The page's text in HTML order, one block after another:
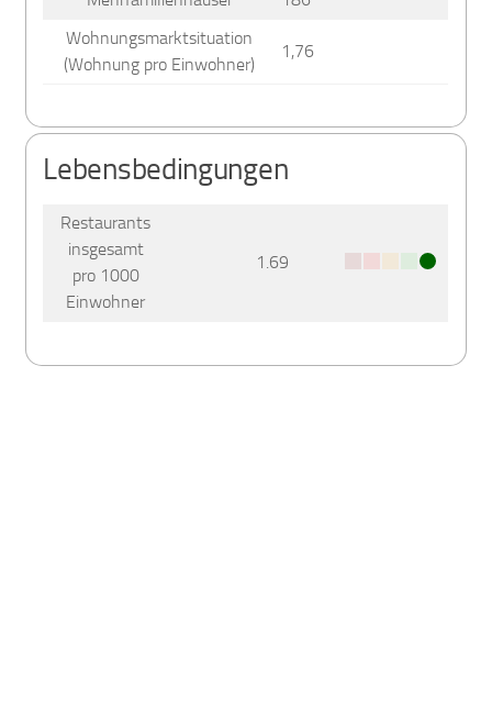
Wohnungsmarktsituation
(Wohnung pro Einwohner)
1,76
Lebensbedingungen
Restaurants
insgesamt
pro 1000
Einwohner
1.69